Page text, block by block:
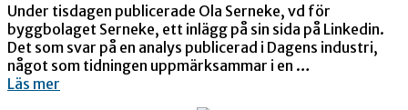
Under tisdagen publicerade Ola Serneke, vd för
byggbolaget Serneke, ett inlägg på sin sida på Linkedin.
Det som svar på en analys publicerad i Dagens industri,
något som tidningen uppmärksammar i en …
Läs mer